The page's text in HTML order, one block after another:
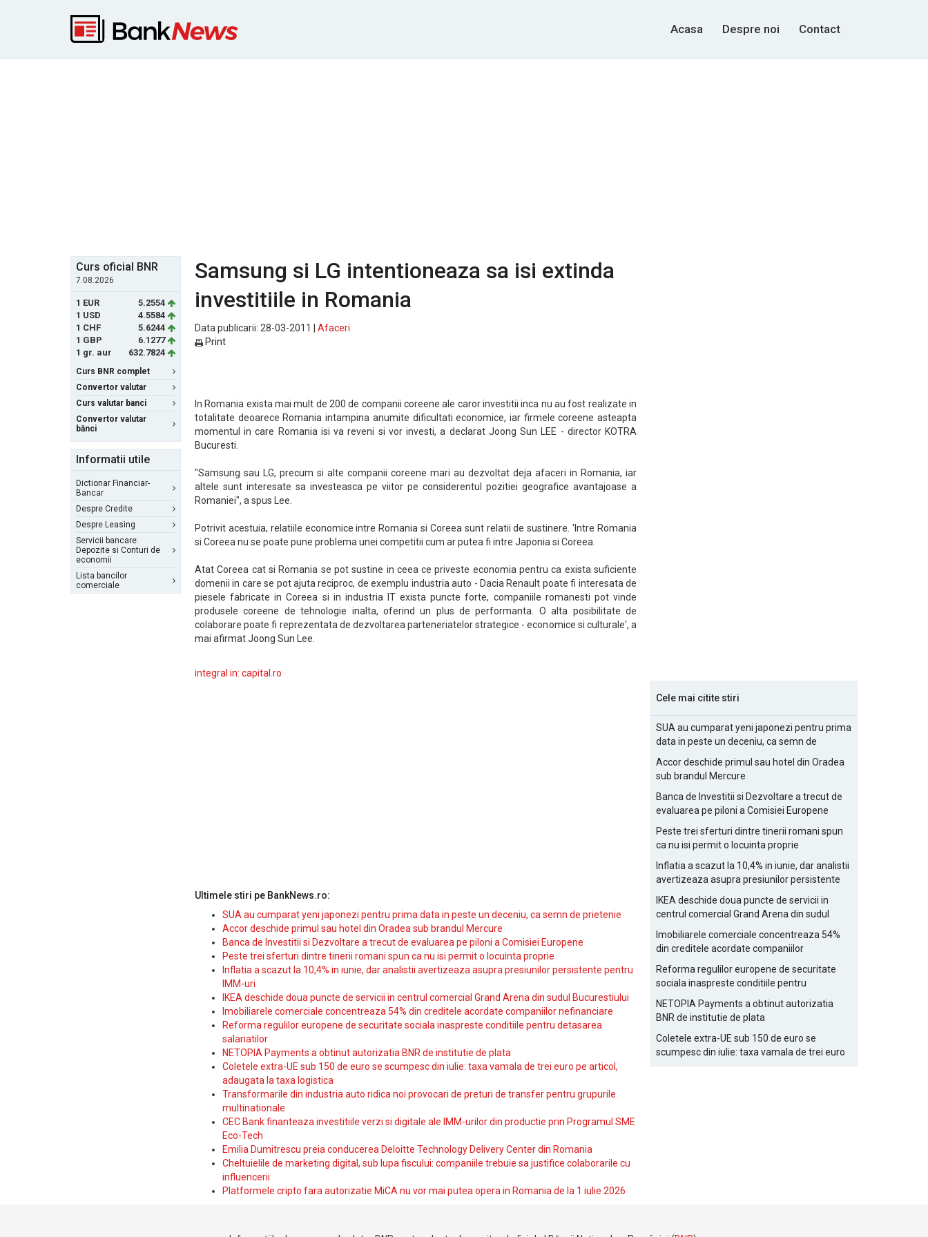
Acasa Despre noi Contact
Curs oficial BNR
7.08.2026
1 EUR
5.2554
1 USD
4.5584
1 CHF
5.6244
1 GBP
6.1277
1 gr. aur
632.7824
Curs BNR complet
Convertor valutar
Curs valutar banci
Convertor valutar
bănci
Informatii utile
Dictionar Financiar-
Bancar
Despre Credite
Despre Leasing
Servicii bancare:
Depozite si Conturi de
economii
Lista bancilor
comerciale
Samsung si LG intentioneaza sa isi extinda
investitiile in Romania
Data publicarii: 28-03-2011 | Afaceri
Print
In Romania exista mai mult de 200 de companii coreene ale caror investitii inca nu au fost realizate in
totalitate deoarece Romania intampina anumite dificultati economice, iar firmele coreene asteapta
momentul in care Romania isi va reveni si vor investi, a declarat Joong Sun LEE - director KOTRA
Bucuresti.
"Samsung sau LG, precum si alte companii coreene mari au dezvoltat deja afaceri in Romania, iar
altele sunt interesate sa investeasca pe viitor pe considerentul pozitiei geografice avantajoase a
Romaniei", a spus Lee.
Potrivit acestuia, relatiile economice intre Romania si Coreea sunt relatii de sustinere. 'Intre Romania
si Coreea nu se poate pune problema unei competitii cum ar putea fi intre Japonia si Coreea.
Atat Coreea cat si Romania se pot sustine in ceea ce priveste economia pentru ca exista suficiente
domenii in care se pot ajuta reciproc, de exemplu industria auto - Dacia Renault poate fi interesata de
piesele fabricate in Coreea si in industria IT exista puncte forte, companiile romanesti pot vinde
produsele coreene de tehnologie inalta, oferind un plus de performanta. O alta posibilitate de
colaborare poate fi reprezentata de dezvoltarea parteneriatelor strategice - economice si culturale', a
mai afirmat Joong Sun Lee.
integral in: capital.ro
Ultimele stiri pe BankNews.ro:
SUA au cumparat yeni japonezi pentru prima data in peste un deceniu, ca semn de prietenie
Accor deschide primul sau hotel din Oradea sub brandul Mercure
Banca de Investitii si Dezvoltare a trecut de evaluarea pe piloni a Comisiei Europene
Peste trei sferturi dintre tinerii romani spun ca nu isi permit o locuinta proprie
Inflatia a scazut la 10,4% in iunie, dar analistii avertizeaza asupra presiunilor persistente pentru
IMM-uri
IKEA deschide doua puncte de servicii in centrul comercial Grand Arena din sudul Bucurestiului
Imobiliarele comerciale concentreaza 54% din creditele acordate companiilor nefinanciare
Reforma regulilor europene de securitate sociala inaspreste conditiile pentru detasarea
salariatilor
NETOPIA Payments a obtinut autorizatia BNR de institutie de plata
Coletele extra-UE sub 150 de euro se scumpesc din iulie: taxa vamala de trei euro pe articol,
adaugata la taxa logistica
Transformarile din industria auto ridica noi provocari de preturi de transfer pentru grupurile
multinationale
CEC Bank finanteaza investitiile verzi si digitale ale IMM-urilor din productie prin Programul SME
Eco-Tech
Emilia Dumitrescu preia conducerea Deloitte Technology Delivery Center din Romania
Cheltuielile de marketing digital, sub lupa fiscului: companiile trebuie sa justifice colaborarile cu
influencerii
Platformele cripto fara autorizatie MiCA nu vor mai putea opera in Romania de la 1 iulie 2026
Cele mai citite stiri
SUA au cumparat yeni japonezi pentru prima
data in peste un deceniu, ca semn de
Accor deschide primul sau hotel din Oradea
sub brandul Mercure
Banca de Investitii si Dezvoltare a trecut de
evaluarea pe piloni a Comisiei Europene
Peste trei sferturi dintre tinerii romani spun
ca nu isi permit o locuinta proprie
Inflatia a scazut la 10,4% in iunie, dar analistii
avertizeaza asupra presiunilor persistente
IKEA deschide doua puncte de servicii in
centrul comercial Grand Arena din sudul
Imobiliarele comerciale concentreaza 54%
din creditele acordate companiilor
Reforma regulilor europene de securitate
sociala inaspreste conditiile pentru
NETOPIA Payments a obtinut autorizatia
BNR de institutie de plata
Coletele extra-UE sub 150 de euro se
scumpesc din iulie: taxa vamala de trei euro
pe articol, adaugata la taxa logistica